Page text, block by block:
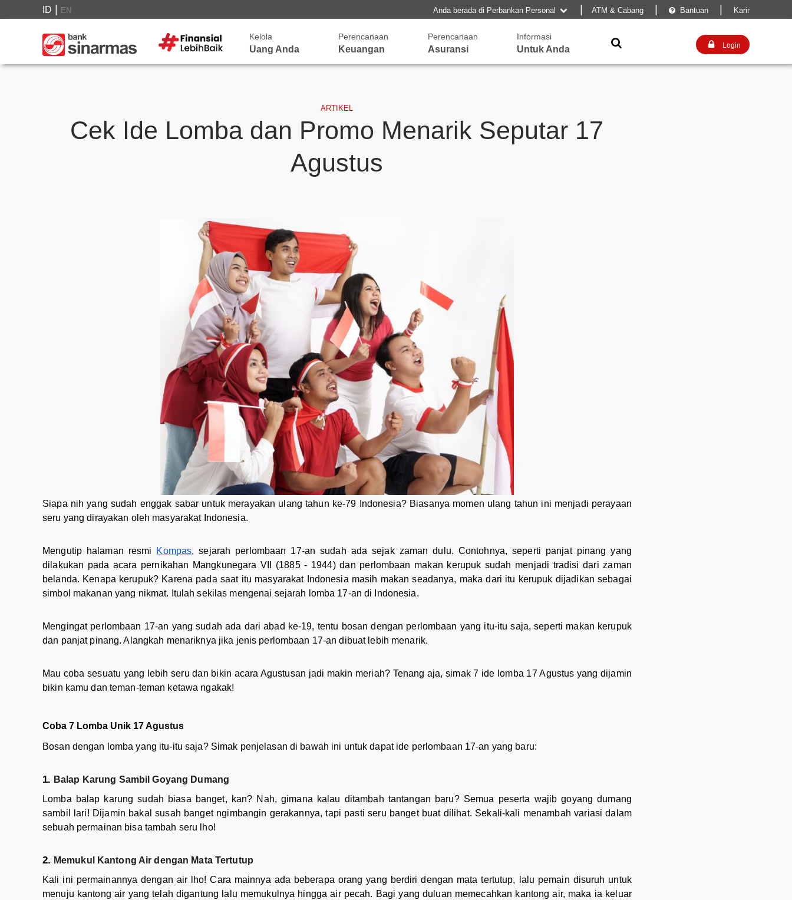
ID EN Anda berada di Perbankan Personal  |ATM & Cabang  Bantuan Karir
Kelola
Uang Anda
Perencanaan
Keuangan
Perencanaan
Asuransi
Informasi
Untuk Anda
  Login
ARTIKEL
Cek Ide Lomba dan Promo Menarik Seputar 17
Agustus
Siapa nih yang sudah enggak sabar untuk merayakan ulang tahun ke-79 Indonesia? Biasanya momen ulang tahun ini menjadi perayaan
seru yang dirayakan oleh masyarakat Indonesia.
Mengutip halaman resmi Kompas, sejarah perlombaan 17-an sudah ada sejak zaman dulu. Contohnya, seperti panjat pinang yang
dilakukan pada acara pernikahan Mangkunegara VII (1885 - 1944) dan perlombaan makan kerupuk sudah menjadi tradisi dari zaman
belanda. Kenapa kerupuk? Karena pada saat itu masyarakat Indonesia masih makan seadanya, maka dari itu kerupuk dijadikan sebagai
simbol makanan yang nikmat. Itulah sekilas mengenai sejarah lomba 17-an di Indonesia.
Mengingat perlombaan 17-an yang sudah ada dari abad ke-19, tentu bosan dengan perlombaan yang itu-itu saja, seperti makan kerupuk
dan panjat pinang. Alangkah menariknya jika jenis perlombaan 17-an dibuat lebih menarik.
Mau coba sesuatu yang lebih seru dan bikin acara Agustusan jadi makin meriah? Tenang aja, simak 7 ide lomba 17 Agustus yang dijamin
bikin kamu dan teman-teman ketawa ngakak!
Coba 7 Lomba Unik 17 Agustus
Bosan dengan lomba yang itu-itu saja? Simak penjelasan di bawah ini untuk dapat ide perlombaan 17-an yang baru:
Balap Karung Sambil Goyang Dumang
Lomba balap karung sudah biasa banget, kan? Nah, gimana kalau ditambah tantangan baru? Semua peserta wajib goyang dumang
sambil lari! Dijamin bakal susah banget ngimbangin gerakannya, tapi pasti seru banget buat dilihat. Sekali-kali menambah variasi dalam
sebuah permainan bisa tambah seru lho!
Memukul Kantong Air dengan Mata Tertutup
Kali ini permainannya dengan air lho! Cara mainnya ada beberapa orang yang berdiri dengan mata tertutup, lalu pemain disuruh untuk
menuju kantong air yang telah digantung lalu memukulnya hingga air pecah. Bagi yang duluan memecahkan kantong air, maka ia keluar